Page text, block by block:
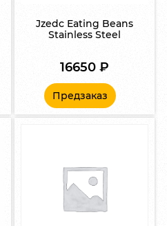
Jzedc Eating Beans
Stainless Steel
16650 ₽
Предзаказ